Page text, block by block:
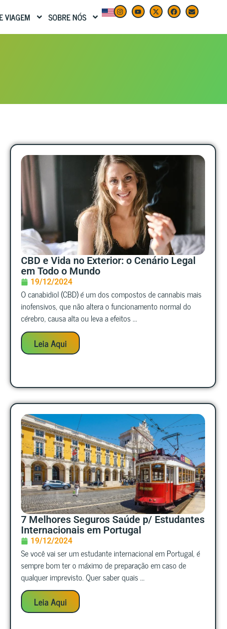
VIAGEM SOBRE NÓS
CBD e Vida no Exterior: o Cenário Legal
em Todo o Mundo
19/12/2024
O canabidiol (CBD) é um dos compostos de cannabis mais
inofensivos, que não altera o funcionamento normal do
cérebro, causa alta ou leva a efeitos ...
Leia Aqui
7 Melhores Seguros Saúde p/ Estudantes
Internacionais em Portugal
19/12/2024
Se você vai ser um estudante internacional em Portugal, é
sempre bom ter o máximo de preparação em caso de
qualquer imprevisto. Quer saber quais ...
Leia Aqui